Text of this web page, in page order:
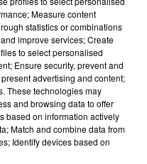
Measure content
statistics or combinations
improve services; Create
to select personalised
Ensure security, prevent and
advertising and content;
These technologies may
and browsing data to offer
based on information actively
Match and combine data from
Identify devices based on